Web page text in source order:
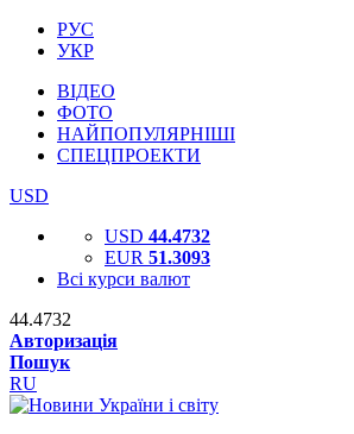
РУС
УКР
ВІДЕО
ФОТО
НАЙПОПУЛЯРНІШІ
СПЕЦПРОЕКТИ
USD
USD 44.4732
EUR 51.3093
Всі курси валют
44.4732
Авторизація
Пошук
RU